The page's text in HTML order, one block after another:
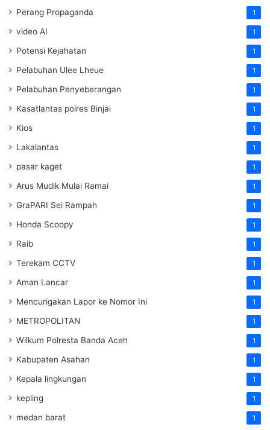
Perang Propaganda 1
video AI 1
Potensi Kejahatan 1
Pelabuhan Ulee Lheue 1
Pelabuhan Penyeberangan 1
Kasatlantas polres Binjai 1
Kios 1
Lakalantas 1
pasar kaget 1
Arus Mudik Mulai Ramai 1
GraPARI Sei Rampah 1
Honda Scoopy 1
Raib 1
Terekam CCTV 1
Aman Lancar 1
Mencurigakan Lapor ke Nomor Ini 1
METROPOLITAN 1
Wilkum Polresta Banda Aceh 1
Kabupaten Asahan 1
Kepala lingkungan 1
kepling 1
medan barat 1